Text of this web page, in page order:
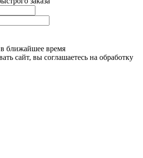
ближайшее время
сайт, вы соглашаетесь на обработку